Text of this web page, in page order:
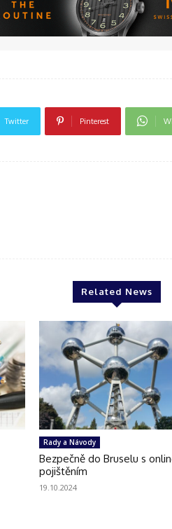
Twitter Pinterest
Related News
Rady a Návody
Bezpečně do Bruselu s
pojištěním
19.10.2024